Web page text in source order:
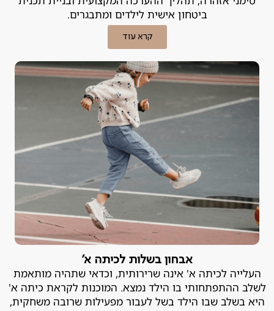
ביטחון אישית לילדים ומתבגרים.
קרא עוד
אבחון בשלות לכיתה א'
העלייה לכיתה א' אינה שרירותית, וכדאי שתהיה מותאמת
לשלב ההתפתחותי בו הילד נמצא. המוכנות לקראת כיתה א'
היא בשלב שבו הילד בשל לעבור מפעילות שרובה משחקית,